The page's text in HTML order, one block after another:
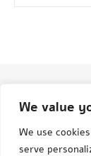
We value
We use
serve
© Aneta